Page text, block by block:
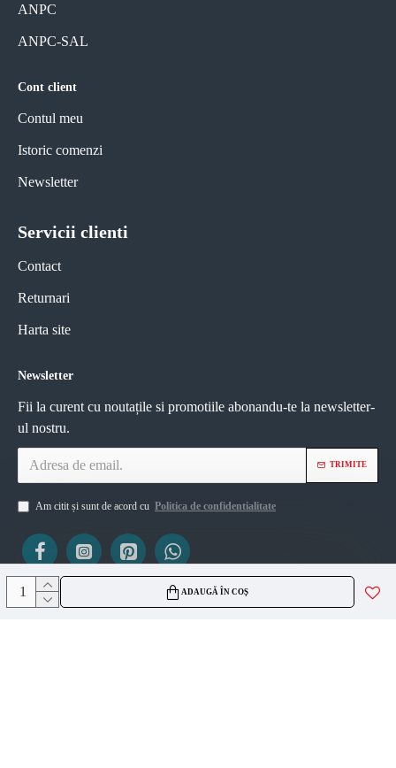
ADAUGĂ ÎN COȘ
ANPC
ANPC-SAL
Cont client
Contul meu
Istoric comenzi
Newsletter
Servicii clienti
Contact
Returnari
Harta site
Newsletter
Fii la curent cu noutațile si promotiile abonandu-te la newsletter-
ul nostru.
TRIMITE
Am citit și sunt de acord cu Politica de confidentialitate
ViZIO AGS SRL